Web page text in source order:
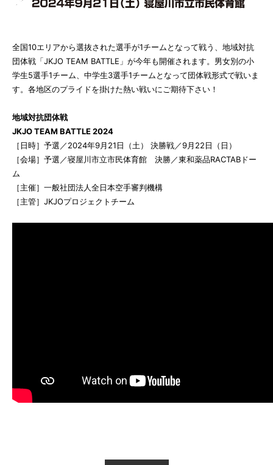
全国10エリアから選抜された選手が1チームとなって戦う、地域対抗
団体戦「JKJO TEAM BATTLE」が今年も開催されます。男女別の小
学生5選手1チーム、中学生3選手1チームとなって団体戦形式で戦いま
す。各地区のプライドを掛けた熱い戦いにご期待下さい！
地域対抗団体戦
JKJO TEAM BATTLE 2024
［日時］予選／2024年9月21日（土） 決勝戦／9月22日（日）
［会場］予選／寝屋川市立市民体育館 決勝／東和薬品RACTABドー
ム
［主催］一般社団法人全日本空手審判機構
［主管］JKJOプロジェクトチーム